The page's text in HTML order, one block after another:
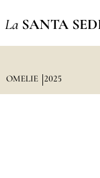
La SANTA
OMELIE 2025